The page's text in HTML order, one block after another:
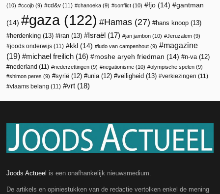
(10)
ccojb (9) cd&v (11) chanoeka (9) conflict (10) fjo (14) gantman
(14) gaza (122) Hamas (27) hans knoop (13)
herdenking (13) iran (13) Israël (17) jan jambon (10) Jeruzalem (9)
joods onderwijs (11) kkl (14) ludo van campenhout (9)
magazine
(19)
michael freilich (16) moshe aryeh friedman (14) n-va (12)
nederland (11) nederzettingen (9) negationisme (10) olympische spelen (9)
shimon peres (9) syrië (12) unia (12) veiligheid (13) verkiezingen (11)
vlaams belang (11) vrt (18)
Joods Actueel is een onafhankelijk nieuwsmedium.
De artikels en opiniestukken van de redactie vertolken enkel de mening